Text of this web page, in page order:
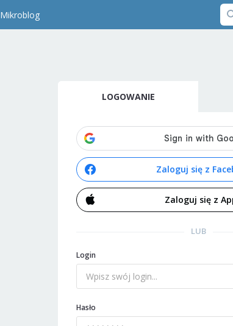
Mikroblog
LOGOWANIE
Zaloguj się z
Zaloguj się z
LUB
Login
Hasło